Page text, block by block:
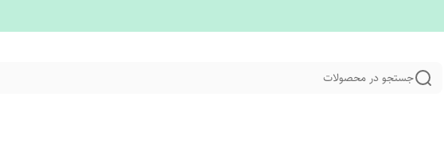
جستجو در محصولات